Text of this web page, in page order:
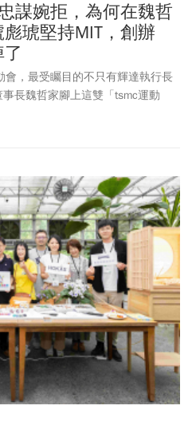
謀婉拒，為何在魏哲
琥堅持MIT，創辦
，最受矚目的不只有輝達執行長
長魏哲家腳上這雙「tsmc運動
以黑白紅配色，上方印有台積電
友都超嗨。不少人更好奇，是哪
。原來是由高雄在地鞋廠「彪琥
雙鞋是2018年時，特地以台積電
鞋。「當時一直希望有天這雙客
沒有被創辦人張忠謀採納，沒想
，被全世界看見」。